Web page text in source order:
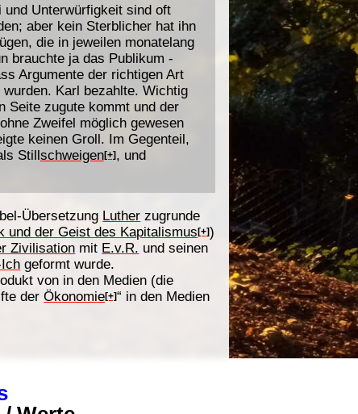
und Unterwürfigkeit sind oft
aber kein Sterblicher hat ihn
die in jeweilen monatelang
brauchte ja das Publikum -
Argumente der richtigen Art
Karl bezahlte. Wichtig
Seite zugute kommt und der
Zweifel möglich gewesen
keinen Groll. Im Gegenteil,
Stillschweigen[+], und
Übersetzung Luther zugrunde
und der Geist des Kapitalismus[+])
Zivilisation mit E.v.R. und seinen
geformt wurde.
von in den Medien (die
derÖkonomie[+]“ in den Medien